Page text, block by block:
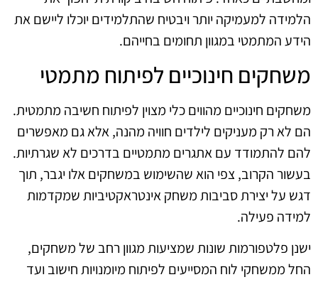
הלמידה למעמיקה יותר ויבטיח שהתלמידים יוכלו ליישם את
הידע המתמטי במגוון תחומים בחייהם.
משחקים חינוכיים לפיתוח מתמטי
משחקים חינוכיים מהווים כלי מצוין לפיתוח חשיבה מתמטית.
הם לא רק מעניקים לילדים חוויה מהנה, אלא גם מאפשרים
להם להתמודד עם אתגרים מתמטיים בדרכים לא שגרתיות.
בעשור הקרוב, צפי הוא שהשימוש במשחקים אלו יגבר, תוך
דגש על יצירת סביבות משחק אינטראקטיביות שמקדמות
למידה פעילה.
ישנן פלטפורמות שונות שמציעות מגוון רחב של משחקים,
החל ממשחקי לוח המסייעים לפיתוח מיומנויות חישוב ועד